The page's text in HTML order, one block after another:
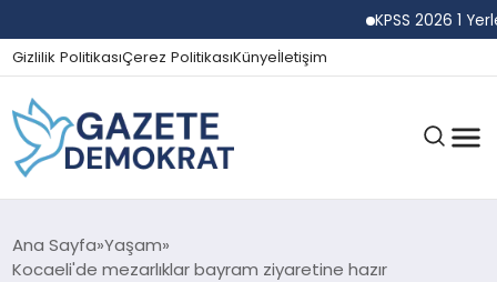
KPSS 2026 1
Gizlilik PolitikasıÇerez PolitikasıKünyeİletişim
GÜNDEM
Ana Sayfa Yaşam
Kocaeli'de mezarlıklar bayram ziyaretine hazır